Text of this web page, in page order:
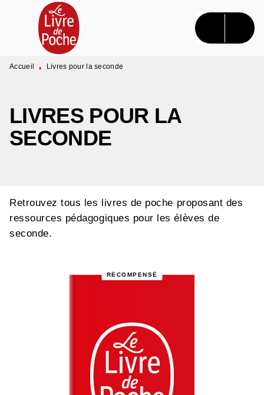
MENU RECHERCHE CONTENU
PIED DE PAGE
Accueil • Livres pour la seconde
LIVRES POUR LA
SECONDE
Retrouvez tous les livres de poche proposant des
ressources pédagogiques pour les élèves de
seconde.
RÉCOMPENSÉ